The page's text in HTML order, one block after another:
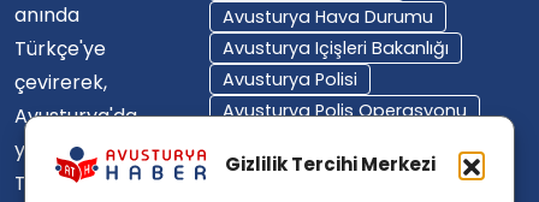
Gizlilik Tercihi Merkezi
anında
Türkçe'ye
çevirerek,
Avusturya'da
yaşayan
Türklerin ülke
Avusturya Hava Durumu
Avusturya Içişleri Bakanlığı
Avusturya Polisi
Avusturya Polis Operasyonu
Avusturya Sağlık Sistemi